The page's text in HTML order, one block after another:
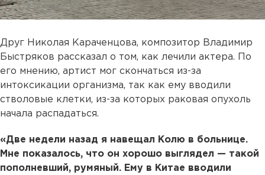
Друг Николая Караченцова, композитор Владимир
Быстряков рассказал о том, как лечили актера. По
его мнению, артист мог скончаться из-за
интоксикации организма, так как ему вводили
стволовые клетки, из-за которых раковая опухоль
начала распадаться.
«Две недели назад я навещал Колю в больнице.
Мне показалось, что он хорошо выглядел — такой
пополневший, румяный. Ему в Китае вводили